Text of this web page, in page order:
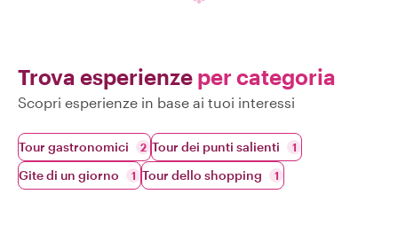
Trova esperienze per categoria
Scopri esperienze in base ai tuoi interessi
Tour gastronomici 2 Tour dei punti salienti 1
Gite di un giorno 1 Tour dello shopping 1